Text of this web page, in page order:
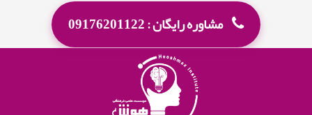
مشاوره رایگان : 09176201122